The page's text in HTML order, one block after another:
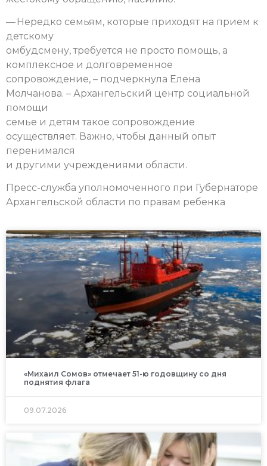
— Нередко семьям, которые приходят на прием к
детскому
омбудсмену, требуется не просто помощь, а
комплексное и долговременное
сопровождение, – подчеркнула Елена
Молчанова. – Архангельский центр социальной
помощи
семье и детям такое сопровождение
осуществляет. Важно, чтобы данный опыт
перенимался
и другими учреждениями области.
Пресс-служба уполномоченного при Губернаторе
Архангельской области по правам ребенка
«Михаил Сомов» отмечает 51-ю годовщину со дня
поднятия флага
09.07.2026